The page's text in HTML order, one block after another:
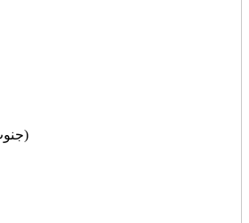
South Sudan (جنوب السودان)